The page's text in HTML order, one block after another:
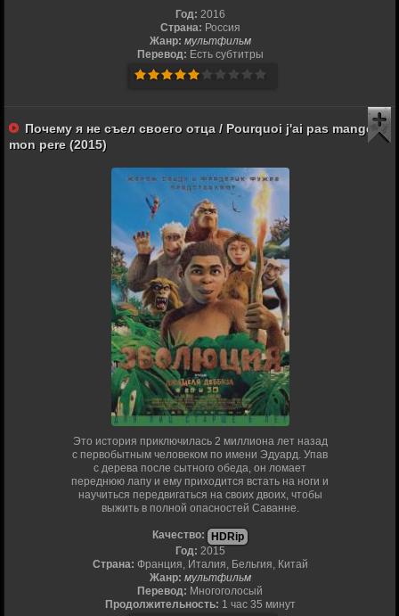
Год: 2016
Страна: Россия
Жанр: мультфильм
Перевод: Есть субтитры
Почему я не съел своего отца / Pourquoi j'ai pas mange
mon pere (2015)
Это история приключилась 2 миллиона лет назад
с первобытным человеком по имени Эдуард. Упав
с дерева после сытного обеда, он ломает
переднюю лапу и ему приходится встать на ноги и
научиться передвигаться на своих двоих, чтобы
выжить в полной опасностей Саванне.
Качество:
HDRip
Год: 2015
Страна: Франция, Италия, Бельгия, Китай
Жанр: мультфильм
Перевод: Многоголосый
Продолжительность: 1 час 35 минут